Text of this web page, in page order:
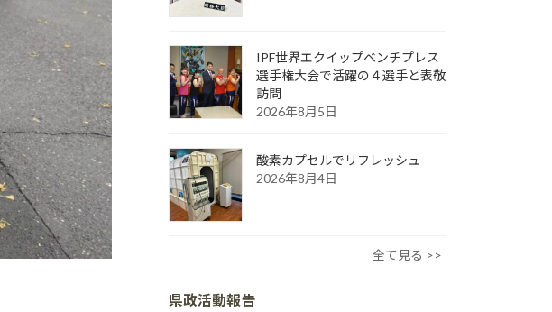
IPF世界エクイップベンチプレス
選手権大会で活躍の４選手と表敬
訪問
2026年8月5日
酸素カプセルでリフレッシュ
2026年8月4日
全て見る >>
県政活動報告